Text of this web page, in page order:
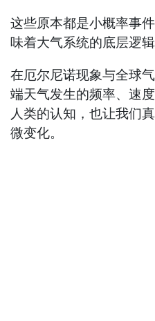
这些原本都是小概率事
味着大气系统的底层逻
在厄尔尼诺现象与全球
端天气发生的频率、速
人类的认知，也让我们
微变化。